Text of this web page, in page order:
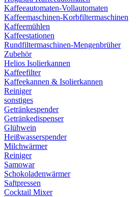
Kaffeeautomaten-Vollautomaten
Kaffeemaschinen-Korbfiltermaschinen
Kaffeemühlen
Kaffeestationen
Rundfiltermaschinen-Mengenbrüher
Zubehör
Helios Isolierkannen
Kaffeefilter
Kaffeekannen & Isolierkannen
Reiniger
sonstiges
Getränkespender
Getränkedispenser
Glühwein
Heißwasserspender
Milchwärmer
Reiniger
Samowar
Schokoladenwärmer
Saftpressen
Cocktail Mixer